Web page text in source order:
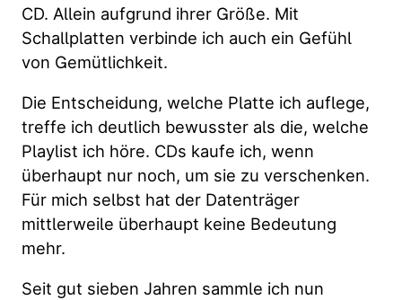
CD. Allein aufgrund ihrer Größe. Mit
Schallplatten verbinde ich auch ein Gefühl
von Gemütlichkeit.
Die Entscheidung, welche Platte ich auflege,
treffe ich deutlich bewusster als die, welche
Playlist ich höre. CDs kaufe ich, wenn
überhaupt nur noch, um sie zu verschenken.
Für mich selbst hat der Datenträger
mittlerweile überhaupt keine Bedeutung
mehr.
Seit gut sieben Jahren sammle ich nun